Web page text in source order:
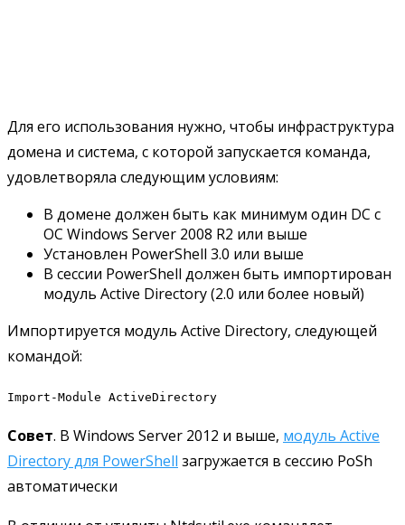
Для его использования нужно, чтобы инфраструктура
домена и система, с которой запускается команда,
удовлетворяла следующим условиям:
В домене должен быть как минимум один DC с
ОС Windows Server 2008 R2 или выше
Установлен PowerShell 3.0 или выше
В сессии PowerShell должен быть импортирован
модуль Active Directory (2.0 или более новый)
Импортируется модуль Active Directory, следующей
командой:
Import-Module ActiveDirectory
Совет. В Windows Server 2012 и выше, модуль Active
Directory для PowerShell загружается в сессию PoSh
автоматически